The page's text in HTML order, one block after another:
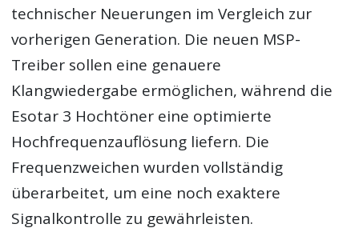
technischer Neuerungen im Vergleich zur
vorherigen Generation. Die neuen MSP-
Treiber sollen eine genauere
Klangwiedergabe ermöglichen, während die
Esotar 3 Hochtöner eine optimierte
Hochfrequenzauflösung liefern. Die
Frequenzweichen wurden vollständig
überarbeitet, um eine noch exaktere
Signalkontrolle zu gewährleisten.